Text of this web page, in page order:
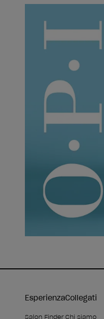
Esperienza
Salon Finder
Collegati
Chi siamo